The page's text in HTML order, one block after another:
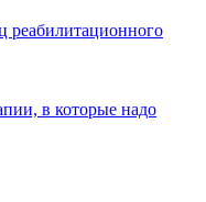
реабилитационного
в которые надо